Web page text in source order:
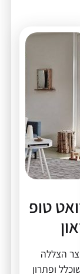
טופ
הצללה
ופתרון